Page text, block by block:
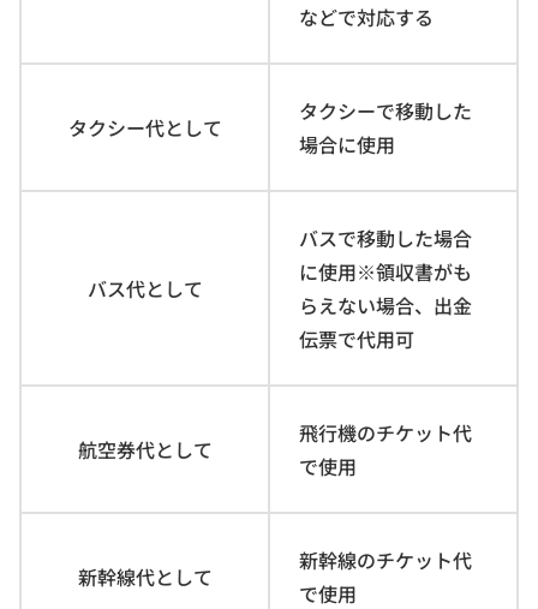
などで対応する
タクシー代として
タクシーで移動した
場合に使用
バス代として
バスで移動した場合
に使用※領収書がも
らえない場合、出金
伝票で代用可
航空券代として
飛行機のチケット代
で使用
新幹線代として
新幹線のチケット代
で使用